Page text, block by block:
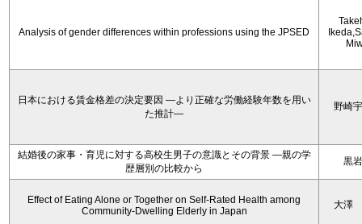
Analysis of gender differences within professions using the JPSED
日本における賃金格差の決定要因 ―より正確な労働経験年数を用い
た推計―
野崎
結婚後の家事・育児に対する高校生男子の意識とその背景 ―親の学
歴層別の比較から
黒
Effect of Eating Alone or Together on Self-Rated Health among
Community-Dwelling Elderly in Japan
大澤